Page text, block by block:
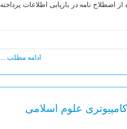
نامه در بازیابی اطلاعات پرداخته
ادامه مطلب ...
علوم اسلامی